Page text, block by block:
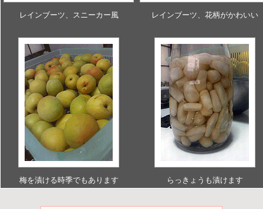
レインブーツ、スニーカー風 レインブーツ、花柄がかわいい
梅を漬ける時季でもあります らっきょうも漬けます